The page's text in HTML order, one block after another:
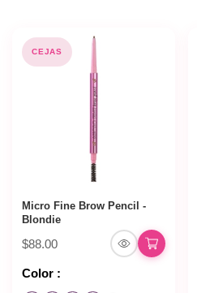
CEJAS
Micro Fine Brow Pencil -
Blondie
$88.00
Color :